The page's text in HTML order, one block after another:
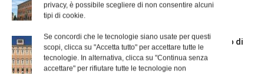
privacy, è possibile scegliere di non consentire alcuni
tipi di cookie.
Se concordi che le tecnologie siano usate per questi
scopi, clicca su "Accetta tutto" per accettare tutte le
tecnologie. In alternativa, clicca su "Continua senza
accettare" per rifiutare tutte le tecnologie non
Chiusura estiva degli Uffici del Vicariato di
Roma